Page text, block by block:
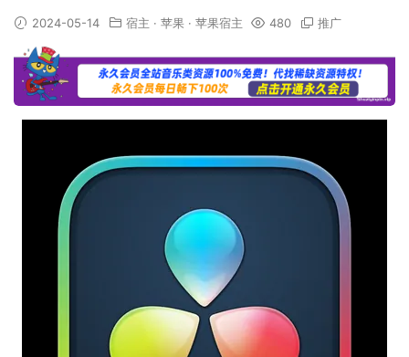
2024-05-14 宿主 · 苹果 · 苹果宿主 480 推广